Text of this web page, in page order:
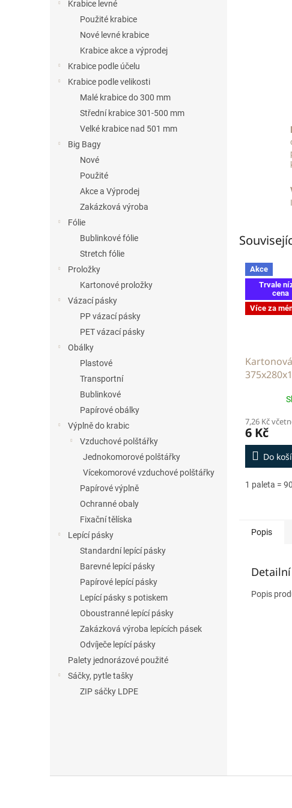
Krabice levné
Použité krabice
Nové levné krabice
Krabice akce a výprodej
Krabice podle účelu
Krabice podle velikosti
Malé krabice do 300 mm
Střední krabice 301-500 mm
Velké krabice nad 501 mm
Big Bagy
Nové
Použité
Akce a Výprodej
Zakázková výroba
Fólie
Bublinkové fólie
Stretch fólie
Proložky
Kartonové proložky
Vázací pásky
PP vázací pásky
PET vázací pásky
Obálky
Plastové
Transportní
Bublinkové
Papírové obálky
Výplně do krabic
Vzduchové polštářky
Jednokomorové polštářky
Vícekomorové vzduchové polštářky
Papírové výplně
Ochranné obaly
Fixační tělíska
Lepící pásky
Standardní lepící pásky
Barevné lepící pásky
Papírové lepící pásky
Lepící pásky s potiskem
Oboustranné lepící pásky
Zakázková výroba lepících pásek
Odvíječe lepící pásky
Palety jednorázové použité
Sáčky, pytle tašky
ZIP sáčky LDPE
Akce
Trvale
cena
Více za
7,26 Kč
6 Kč
Do
1 paleta =
Popis
Popis